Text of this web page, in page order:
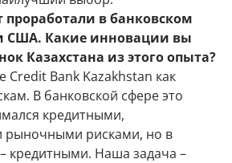
проработали в банковском
США. Какие инновации вы
Казахстана из этого опыта?
Credit Bank Kazakhstan как
В банковской сфере это
кредитными,
рисками, но в
кредитными. Наша задача –